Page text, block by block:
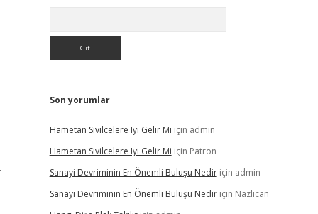
Son yorumlar
Hametan Sivilcelere Iyi Gelir Mi için admin
Hametan Sivilcelere Iyi Gelir Mi için Patron
Sanayi Devriminin En Önemli Buluşu Nediriçin admin
Sanayi Devriminin En Önemli Buluşu Nediriçin Nazlıcan